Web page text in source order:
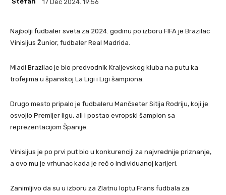
17 Dec 2024. 19:56
Najbolji fudbaler sveta za 2024. godinu po izboru FIFA je Brazilac
Vinisijus Žunior, fudbaler Real Madrida.
Mladi Brazilac je bio predvodnik Kraljevskog kluba na putu ka
trofejima u španskoj La Ligi i Ligi šampiona.
Drugo mesto pripalo je fudbaleru Mančseter Sitija Rodriju, koji je
osvojio Premijer ligu, ali i postao evropski šampion sa
reprezentacijom Španije.
Vinisijus je po prvi put bio u konkurenciji za najvrednije priznanje,
a ovo mu je vrhunac kada je reč o individuanoj karijeri.
Zanimljivo da su u izboru za Zlatnu loptu Frans fudbala za